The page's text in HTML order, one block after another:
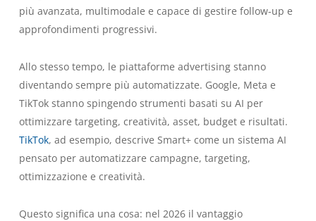
più avanzata, multimodale e capace di gestire follow-up e
approfondimenti progressivi.
Allo stesso tempo, le piattaforme advertising stanno
diventando sempre più automatizzate. Google, Meta e
TikTok stanno spingendo strumenti basati su AI per
ottimizzare targeting, creatività, asset, budget e risultati.
TikTok, ad esempio, descrive Smart+ come un sistema AI
pensato per automatizzare campagne, targeting,
ottimizzazione e creatività.
Questo significa una cosa: nel 2026 il vantaggio